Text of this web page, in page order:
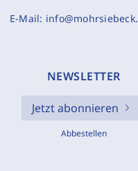
E-Mail:
NEWSLETTER
Jetzt abonnieren
Abbestellen